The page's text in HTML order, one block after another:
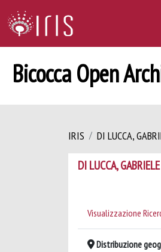
Bicocca Open
IRIS DI LUCCA,
DI LUCCA,
Visualizzazione
Distribuzione